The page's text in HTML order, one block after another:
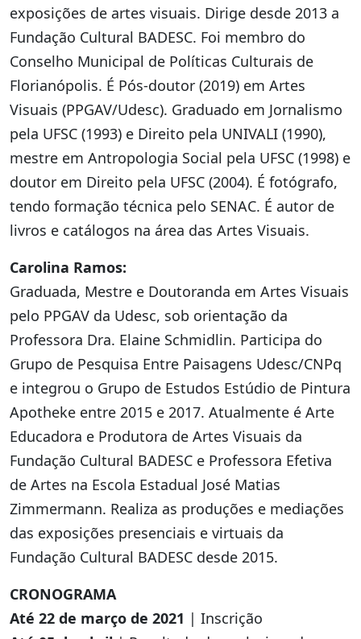
exposições de artes visuais. Dirige desde 2013 a
Fundação Cultural BADESC. Foi membro do
Conselho Municipal de Políticas Culturais de
Florianópolis. É Pós-doutor (2019) em Artes
Visuais (PPGAV/Udesc). Graduado em Jornalismo
pela UFSC (1993) e Direito pela UNIVALI (1990),
mestre em Antropologia Social pela UFSC (1998) e
doutor em Direito pela UFSC (2004). É fotógrafo,
tendo formação técnica pelo SENAC. É autor de
livros e catálogos na área das Artes Visuais.
Carolina Ramos:
Graduada, Mestre e Doutoranda em Artes Visuais
pelo PPGAV da Udesc, sob orientação da
Professora Dra. Elaine Schmidlin. Participa do
Grupo de Pesquisa Entre Paisagens Udesc/CNPq
e integrou o Grupo de Estudos Estúdio de Pintura
Apotheke entre 2015 e 2017. Atualmente é Arte
Educadora e Produtora de Artes Visuais da
Fundação Cultural BADESC e Professora Efetiva
de Artes na Escola Estadual José Matias
Zimmermann. Realiza as produções e mediações
das exposições presenciais e virtuais da
Fundação Cultural BADESC desde 2015.
CRONOGRAMA
Até 22 de março de 2021 | Inscrição